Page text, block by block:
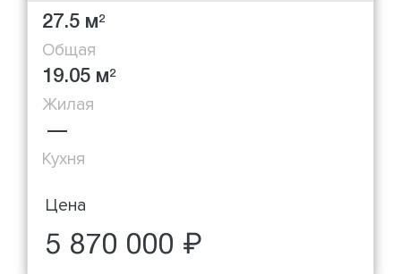
27.5 м2
Общая
19.05 м2
Жилая
—
Кухня
Цена
5 870 000 ₽